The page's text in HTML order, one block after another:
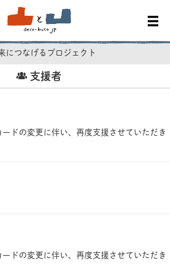
につなげるプロジェクト
支援者
ードの変更に伴い、再度支援させていただき
ードの変更に伴い、再度支援させていただき